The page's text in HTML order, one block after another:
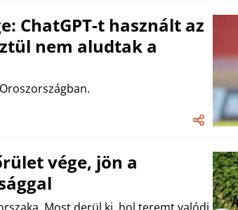
ChatGPT-t használt az
nem aludtak a
vége, jön a